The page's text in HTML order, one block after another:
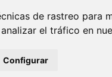
de rastreo para
el tráfico en
Configurar